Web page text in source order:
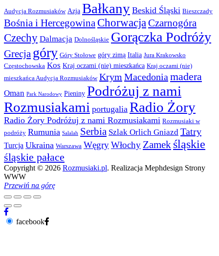
Audycja Rozmusiaków Azja Bałkany Beskid Śląski Bieszczady
Bośnia i Hercegowina ChorwacjaCzarnogóra
Czechy Dalmacja Dolnośląskie Gorączka Podróży
Grecja góry Góry Stołowe góry zimą Italia Jura Krakowsko
Częstochowska Kos Kraj oczami (nie) mieszkańca Kraj oczami (nie)
mieszkańca Audycja Rozmusiaków Krym Macedonia madera
Oman Park Narodowy Pieniny Podróżuj z nami
Rozmusiakami portugalia Radio Żory
Radio Żory Podróżuj z nami Rozmusiakami Rozmusiaki w
podróży Rumunia Salalah Serbia Szlak Orlich Gniazd Tatry
Turcja Ukraina Warszawa WęgryWłochy Zamek śląskie
śląskie pałace
Copyright © 2026 Rozmusiaki.pl. Realizacja Mephdesign Strony
WWW
Przewiń na górę
facebook